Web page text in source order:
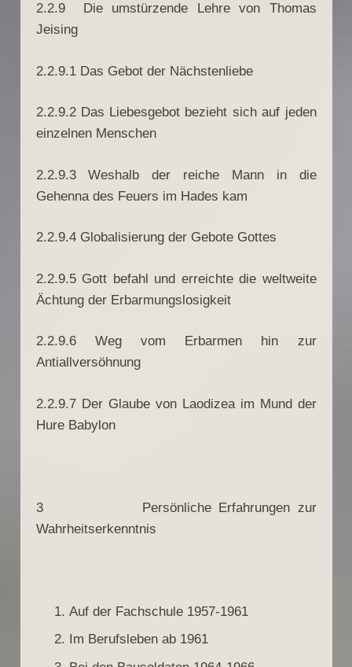
2.2.9 Die umstürzende Lehre von Thomas
Jeising
2.2.9.1 Das Gebot der Nächstenliebe
2.2.9.2 Das Liebesgebot bezieht sich auf jeden
einzelnen Menschen
2.2.9.3 Weshalb der reiche Mann in die
Gehenna des Feuers im Hades kam
2.2.9.4 Globalisierung der Gebote Gottes
2.2.9.5 Gott befahl und erreichte die weltweite
Ächtung der Erbarmungslosigkeit
2.2.9.6 Weg vom Erbarmen hin zur
Antiallversöhnung
2.2.9.7 Der Glaube von Laodizea im Mund der
Hure Babylon
3 Persönliche Erfahrungen zur
Wahrheitserkenntnis
Auf der Fachschule 1957-1961
Im Berufsleben ab 1961